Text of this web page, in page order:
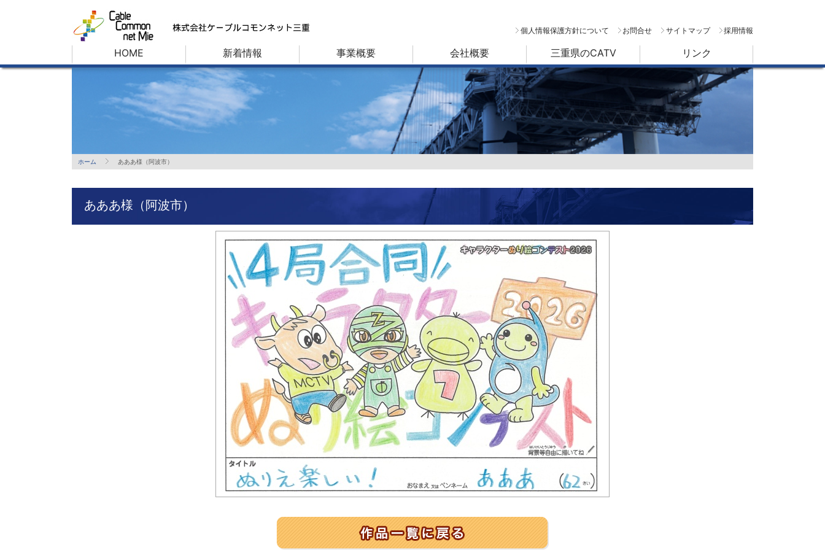
個人情報保護方針について お問合せ サイトマップ 採用情報
HOME 新着情報 事業概要 会社概要 三重県のCATV リンク
ホーム あああ様（阿波市）
あああ様（阿波市）